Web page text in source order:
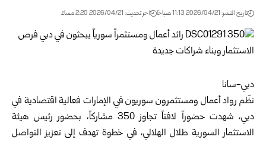
تاريخ النشر: 2026/04/21 11:13 صباحًا اخر تحديث: 2026/04/21 2:20 مساءً
دبي-سانا
نظّم رواد أعمال ومستثمرون سوريون في الإمارات فعالية اقتصادية في
دبي، شهدت حضوراً لافتاً تجاوز 350 مشاركاً، بحضور رئيس هيئة
الاستثمار السورية طلال الهلالي، في خطوة تهدف إلى تعزيز التواصل